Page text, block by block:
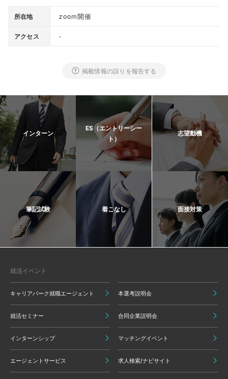
所在地 zoom開催
アクセス -
掲載情報の誤りを報告する
インターン
ES（エントリーシー
ト）
志望動機
筆記試験 着こなし 面接対策
就活イベント
キャリアパーク就職エージェント 本選考説明会
就活セミナー 合同企業説明会
インターンシップ マッチングイベント
エージェントサービス 求人検索/ナビサイト